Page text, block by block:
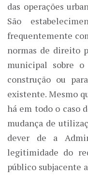
das operações
São
frequentemente
normas de direito
municipal sobre
construção ou
existente. Mesmo
há em todo o caso
mudança de
dever de a
legitimidade do
público subjacente